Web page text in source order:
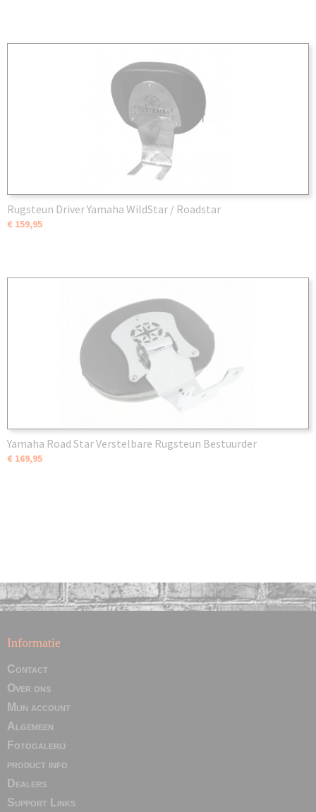
Rugsteun Driver Yamaha WildStar / Roadstar
€ 159,95
Yamaha Road Star Verstelbare Rugsteun Bestuurder
€ 169,95
Informatie
Contact
Over ons
Mijn account
Algemeen
Fotogalerij
product info
Dealers
Support Links